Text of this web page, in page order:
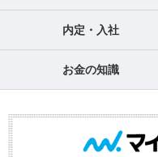
内定・入社
お金の知識